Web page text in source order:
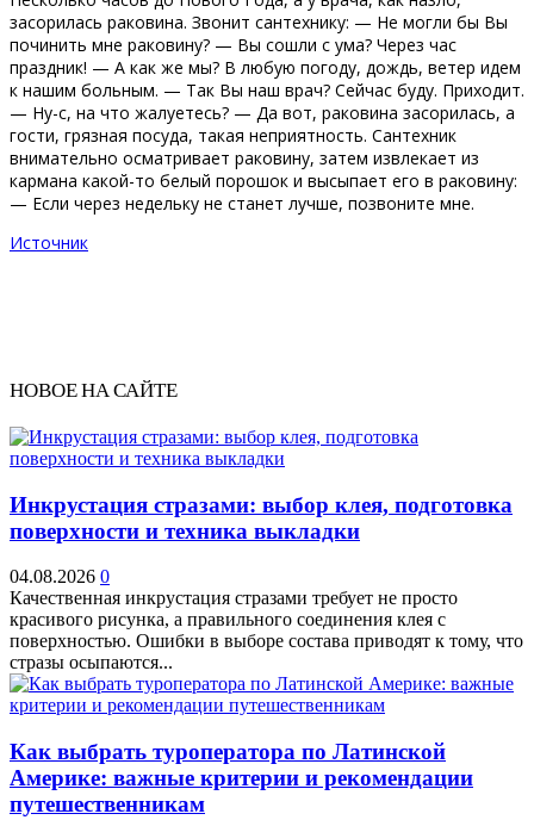
засорилась раковина. Звонит сантехнику: — Не могли бы Вы
починить мне раковину? — Вы сошли с ума? Через час
праздник! — А как же мы? В любую погоду, дождь, ветер идем
к нашим больным. — Так Вы наш врач? Сейчас буду. Приходит.
— Hу-с, на что жалуетесь? — Да вот, раковина засорилась, а
гости, грязная посуда, такая неприятность. Сантехник
внимательно осматривает раковину, затем извлекает из
кармана какой-то белый порошок и высыпает его в раковину:
— Если через недельку не станет лучше, позвоните мне.
Источник
НОВОЕ НА САЙТЕ
Инкрустация стразами: выбор клея, подготовка
поверхности и техника выкладки
04.08.2026 0
Качественная инкрустация стразами требует не просто
красивого рисунка, а правильного соединения клея с
поверхностью. Ошибки в выборе состава приводят к тому, что
стразы осыпаются...
Как выбрать туроператора по Латинской
Америке: важные критерии и рекомендации
путешественникам